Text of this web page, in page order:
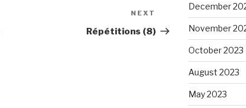
Post
NEXT
Répétitions (8)
December
November
October 2023
August 2023
May 2023